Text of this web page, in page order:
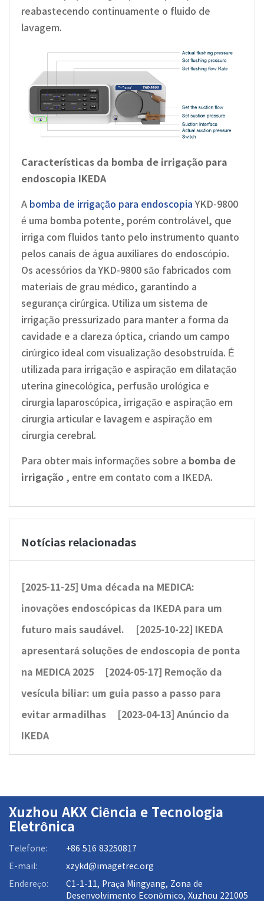
reabastecendo continuamente o fluido de
lavagem.
Características da bomba de irrigação para
endoscopia IKEDA
A bomba de irrigação para endoscopia YKD-9800
é uma bomba potente, porém controlável, que
irriga com fluidos tanto pelo instrumento quanto
pelos canais de água auxiliares do endoscópio.
Os acessórios da YKD-9800 são fabricados com
materiais de grau médico, garantindo a
segurança cirúrgica. Utiliza um sistema de
irrigação pressurizado para manter a forma da
cavidade e a clareza óptica, criando um campo
cirúrgico ideal com visualização desobstruída. É
utilizada para irrigação e aspiração em dilatação
uterina ginecológica, perfusão urológica e
cirurgia laparoscópica, irrigação e aspiração em
cirurgia articular e lavagem e aspiração em
cirurgia cerebral.
Para obter mais informações sobre a bomba de
irrigação , entre em contato com a IKEDA.
Notícias relacionadas
[2025-11-25] Uma década na MEDICA:
inovações endoscópicas da IKEDA para um
futuro mais saudável. [2025-10-22] IKEDA
apresentará soluções de endoscopia de ponta
na MEDICA 2025 [2024-05-17] Remoção da
vesícula biliar: um guia passo a passo para
evitar armadilhas [2023-04-13] Anúncio da
IKEDA
Xuzhou AKX Ciência e Tecnologia
Eletrônica
Telefone: +86 516 83250817
E-mail: xzykd@imagetrec.org
Endereço:
C1-1-11, Praça Mingyang, Zona de
Desenvolvimento Econômico, Xuzhou 221005